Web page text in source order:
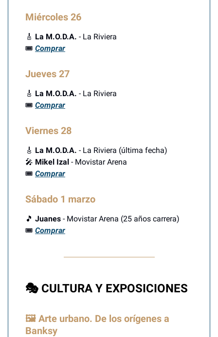
Miércoles 26
🎸 La M.O.D.A. - La Riviera
🎟️ Comprar
Jueves 27
🎸 La M.O.D.A. - La Riviera
🎟️ Comprar
Viernes 28
🎸 La M.O.D.A. - La Riviera (última fecha)
🎤 Mikel Izal - Movistar Arena
🎟️ Comprar
Sábado 1 marzo
🎵 Juanes - Movistar Arena (25 años carrera)
🎟️ Comprar
🎭 CULTURA Y EXPOSICIONES
🖼️ Arte urbano. De los orígenes a
Banksy